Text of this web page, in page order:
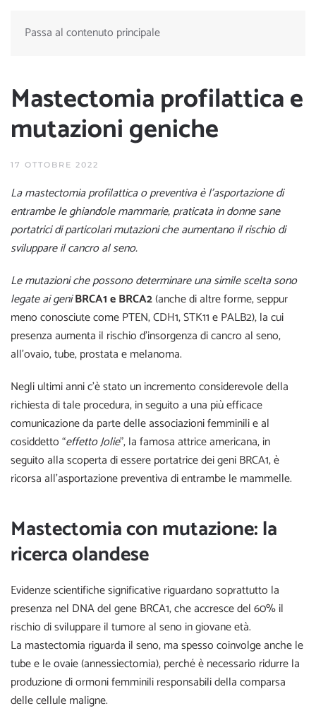
Passa al contenuto principale
Mastectomia profilattica e
mutazioni geniche
17 OTTOBRE 2022
La mastectomia profilattica o preventiva è l’asportazione di
entrambe le ghiandole mammarie, praticata in donne sane
portatrici di particolari mutazioni che aumentano il rischio di
sviluppare il cancro al seno.
Le mutazioni che possono determinare una simile scelta sono
legate ai geniBRCA1 e BRCA2(anche di altre forme, seppur
meno conosciute come PTEN, CDH1, STK11 e PALB2), la cui
presenza aumenta il rischio d’insorgenza di cancro al seno,
all’ovaio, tube, prostata e melanoma.
Negli ultimi anni c’è stato un incremento considerevole della
richiesta di tale procedura, in seguito a una più efficace
comunicazione da parte delle associazioni femminili e al
cosiddetto “effetto Jolie”, la famosa attrice americana, in
seguito alla scoperta di essere portatrice dei geni BRCA1, è
ricorsa all’asportazione preventiva di entrambe le mammelle.
Mastectomia con mutazione: la
ricerca olandese
Evidenze scientifiche significative riguardano soprattutto la
presenza nel DNA del gene BRCA1, che accresce del 60% il
rischio di sviluppare il tumore al seno in giovane età.
La mastectomia riguarda il seno, ma spesso coinvolge anche le
tube e leovaie(annessiectomia), perché è necessario ridurre la
produzione di ormoni femminili responsabili della comparsa
delle cellule maligne.